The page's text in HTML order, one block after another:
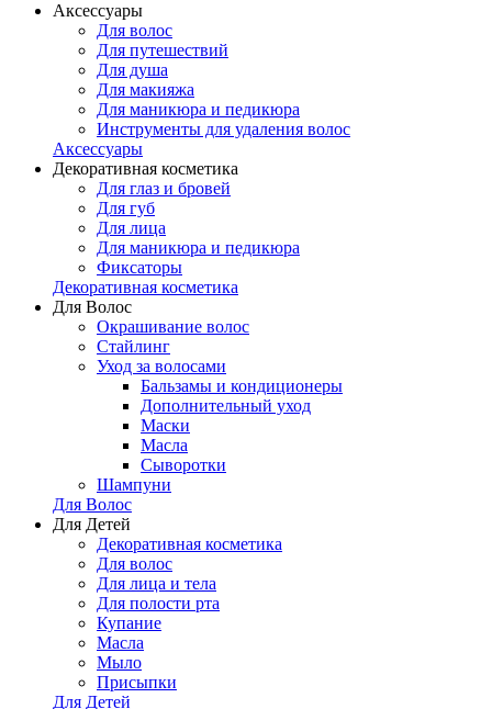
Аксессуары
Для волос
Для путешествий
Для душа
Для макияжа
Для маникюра и педикюра
Инструменты для удаления волос
Аксессуары
Декоративная косметика
Для глаз и бровей
Для губ
Для лица
Для маникюра и педикюра
Фиксаторы
Декоративная косметика
Для Волос
Окрашивание волос
Стайлинг
Уход за волосами
Бальзамы и кондиционеры
Дополнительный уход
Маски
Масла
Сыворотки
Шампуни
Для Волос
Для Детей
Декоративная косметика
Для волос
Для лица и тела
Для полости рта
Купание
Масла
Мыло
Присыпки
Для Детей